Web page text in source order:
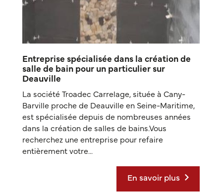
Entreprise spécialisée dans la création de
salle de bain pour un particulier sur
Deauville
La société Troadec Carrelage, située à Cany-
Barville proche de Deauville en Seine-Maritime,
est spécialisée depuis de nombreuses années
dans la création de salles de bains.Vous
recherchez une entreprise pour refaire
entièrement votre...
En savoir plus